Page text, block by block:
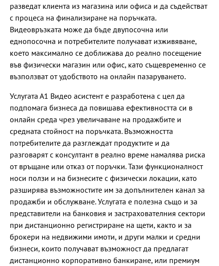
разведат клиента из магазина или офиса и да съдействат
с процеса на финализиране на поръчката.
Видеовръзката може да бъде двупосочна или
еднопосочна и потребителите получават изживяване,
което максимално се доближава до реално посещение
във физически магазин или офис, като същевременно се
възползват от удобството на онлайн пазаруването.
Услугата А1 Видео асистент е разработена с цел да
подпомага бизнеса да повишава ефективността си в
онлайн среда чрез увеличаване на продажбите и
средната стойност на поръчката. Възможността
потребителите да разглеждат продуктите и да
разговарят с консултант в реално време намалява риска
от връщане или отказ от поръчки. Тази функционалност
носи ползи и на бизнесите с физически локации, като
разширява възможностите им за допълнителен канал за
продажби и обслужване. Услугата е полезна също и за
представители на банковия и застрахователния сектори
при дистанционно регистриране на щети, както и за
брокери на недвижими имоти, и други малки и средни
бизнеси, които получават възможност да предлагат
дистанционно корпоративно банкиране, или премиум